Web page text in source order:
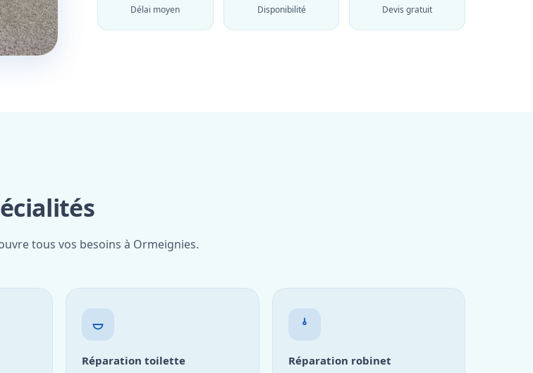
Délai moyen Disponibilité Devis gratuit
tous vos besoins à Ormeignies.
Réparation toilette Réparation robinet